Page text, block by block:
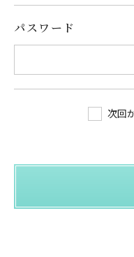
パスワード
次回